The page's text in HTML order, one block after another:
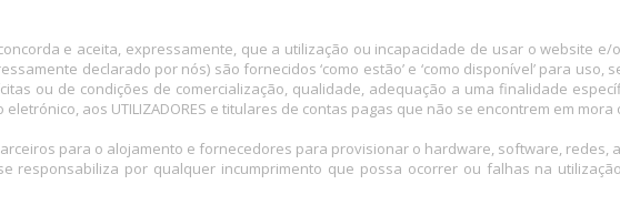
concorda e aceita, expressamente, que a utilização ou incapacidade de usar o website
declarado por nós) são fornecidos ‘como estão’ e ‘como disponível’ para
ou de condições de comercialização, qualidade, adequação a uma finalidade
aos UTILIZADORES e titulares de contas pagas que não se encontrem em
para o alojamento e fornecedores para provisionar o hardware, software,
responsabiliza por qualquer incumprimento que possa ocorrer ou falhas na